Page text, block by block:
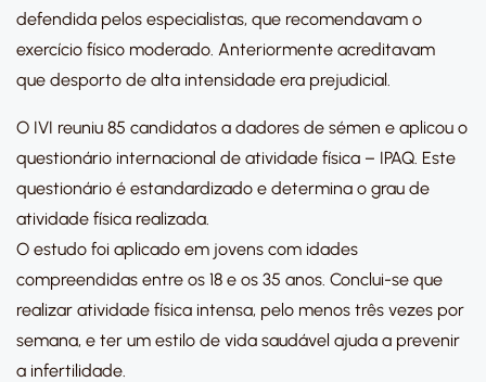
defendida pelos especialistas, que recomendavam o
exercício físico moderado. Anteriormente acreditavam
que desporto de alta intensidade era prejudicial.
O IVI reuniu 85 candidatos a dadores de sémen e aplicou o
questionário internacional de atividade física – IPAQ. Este
questionário é estandardizado e determina o grau de
atividade física realizada.
O estudo foi aplicado em jovens com idades
compreendidas entre os 18 e os 35 anos. Conclui-se que
realizar atividade física intensa, pelo menos três vezes por
semana, e ter um estilo de vida saudável ajuda a prevenir
a infertilidade.